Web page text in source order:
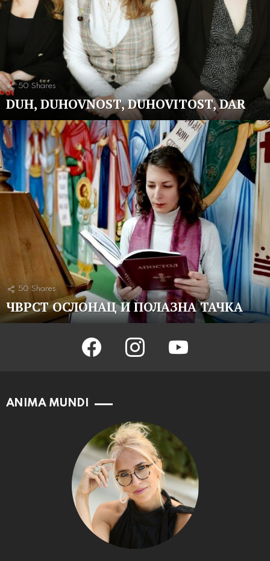
50 Shares
DUH, DUHOVNOST, DUHOVITOST, DAR
50 Shares
ЧВРСТ ОСЛОНАЦ И ПОЛАЗНА ТАЧКА
facebook instagram youtube
ANIMA MUNDI